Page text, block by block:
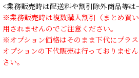
<業務販売時は配送料や割引除外商品等
※業務販売時は複数購入割引（まとめ買
用されませんのでご注意ください。
※オプション価格はそのまま下代にプラス
オプションの下代販売は行っておりませ
さい。